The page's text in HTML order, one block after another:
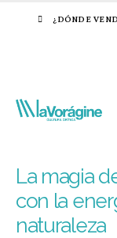
¿DÓNDE
La magia
con la
naturaleza